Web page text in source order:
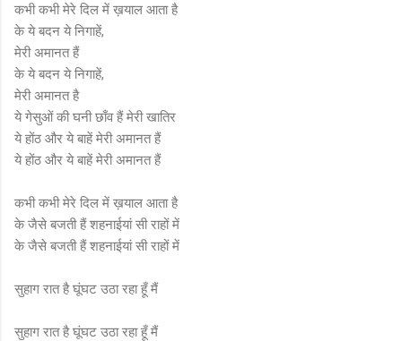
कभी कभी मेरे दिल में ख़याल आता है
के ये बदन ये निगाहें,
मेरी अमानत हैं
के ये बदन ये निगाहें,
मेरी अमानत है
ये गेसुओं की घनी छाँव हैं मेरी खातिर
ये होंठ और ये बाहें मेरी अमानत हैं
ये होंठ और ये बाहें मेरी अमानत हैं
कभी कभी मेरे दिल में ख़याल आता है
के जैसे बजती हैं शहनाईयां सी राहों में
के जैसे बजती हैं शहनाईयां सी राहों में
सुहाग रात है घूंघट उठा रहा हूँ मैं
सुहाग रात है घूंघट उठा रहा हूँ मैं